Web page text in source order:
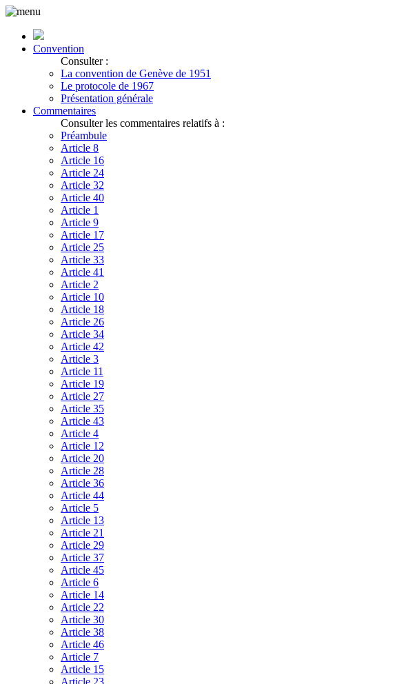
Convention
Consulter :
La convention de Genève de 1951
Le protocole de 1967
Présentation générale
Commentaires
Consulter les commentaires relatifs à :
Préambule
Article 8
Article 16
Article 24
Article 32
Article 40
Article 1
Article 9
Article 17
Article 25
Article 33
Article 41
Article 2
Article 10
Article 18
Article 26
Article 34
Article 42
Article 3
Article 11
Article 19
Article 27
Article 35
Article 43
Article 4
Article 12
Article 20
Article 28
Article 36
Article 44
Article 5
Article 13
Article 21
Article 29
Article 37
Article 45
Article 6
Article 14
Article 22
Article 30
Article 38
Article 46
Article 7
Article 15
Article 23